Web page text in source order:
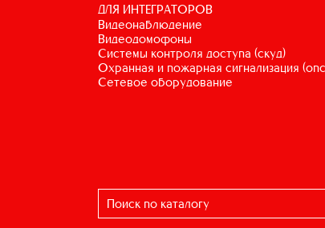
ДЛЯ ИНТЕГРАТОРОВ
видеонаблюдение
видеодомофоны
системы контроля доступа (скуд)
охранная и пожарная сигнализация
сетевое оборудование